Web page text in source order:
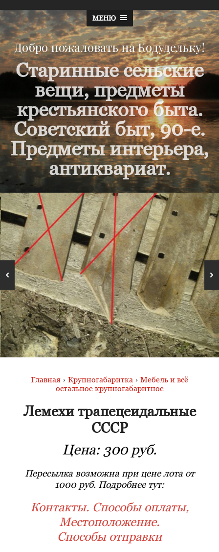
МЕНЮ
Добро пожаловать на Кодудельку!
Старинные сельские
вещи, предметы
крестьянского быта.
Советский быт, 90-е.
Предметы интерьера,
антиквариат.
Главная › Крупногабаритка › Мебель и всё
остальное крупногабаритное
Лемехи трапецеидальные
СССР
Цена: 300 руб.
Пересылка возможна при цене лота от
1000 руб. Подробнее тут:
Контакты. Способы оплаты,
Местоположение.
Способы отправки